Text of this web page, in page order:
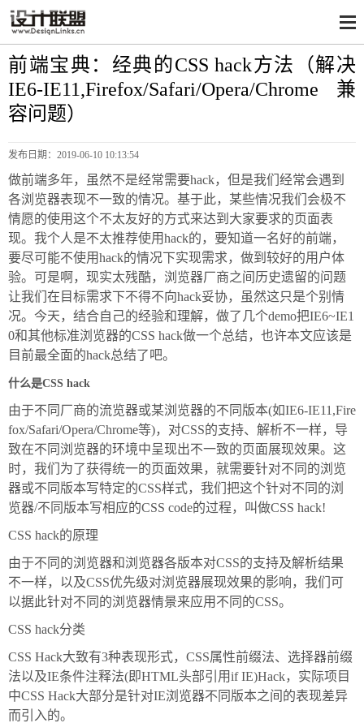
前端宝典：经典的CSS hack方法（解决
IE6-IE11,Firefox/Safari/Opera/Chrome兼
容问题）
发布日期： 2019-06-10 10:13:54
做前端多年，虽然不是经常需要hack，但是我们经常会遇到
各浏览器表现不一致的情况。基于此，某些情况我们会极不
情愿的使用这个不太友好的方式来达到大家要求的页面表
现。我个人是不太推荐使用hack的，要知道一名好的前端，
要尽可能不使用hack的情况下实现需求，做到较好的用户体
验。可是啊，现实太残酷，浏览器厂商之间历史遗留的问题
让我们在目标需求下不得不向hack妥协，虽然这只是个别情
况。今天，结合自己的经验和理解，做了几个demo把IE6~IE1
0和其他标准浏览器的CSS hack做一个总结，也许本文应该是
目前最全面的hack总结了吧。
什么是CSS hack
由于不同厂商的流览器或某浏览器的不同版本(如IE6-IE11,Fire
fox/Safari/Opera/Chrome等)，对CSS的支持、解析不一样，导
致在不同浏览器的环境中呈现出不一致的页面展现效果。这
时，我们为了获得统一的页面效果，就需要针对不同的浏览
器或不同版本写特定的CSS样式，我们把这个针对不同的浏
览器/不同版本写相应的CSS code的过程，叫做CSS hack!
CSS hack的原理
由于不同的浏览器和浏览器各版本对CSS的支持及解析结果
不一样，以及CSS优先级对浏览器展现效果的影响，我们可
以据此针对不同的浏览器情景来应用不同的CSS。
CSS hack分类
CSS Hack大致有3种表现形式，CSS属性前缀法、选择器前缀
法以及IE条件注释法(即HTML头部引用if IE)Hack，实际项目
中CSS Hack大部分是针对IE浏览器不同版本之间的表现差异
而引入的。